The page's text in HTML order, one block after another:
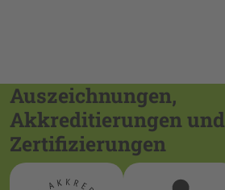
Auszeichnungen,
Akkreditierungen und
Zertifizierungen